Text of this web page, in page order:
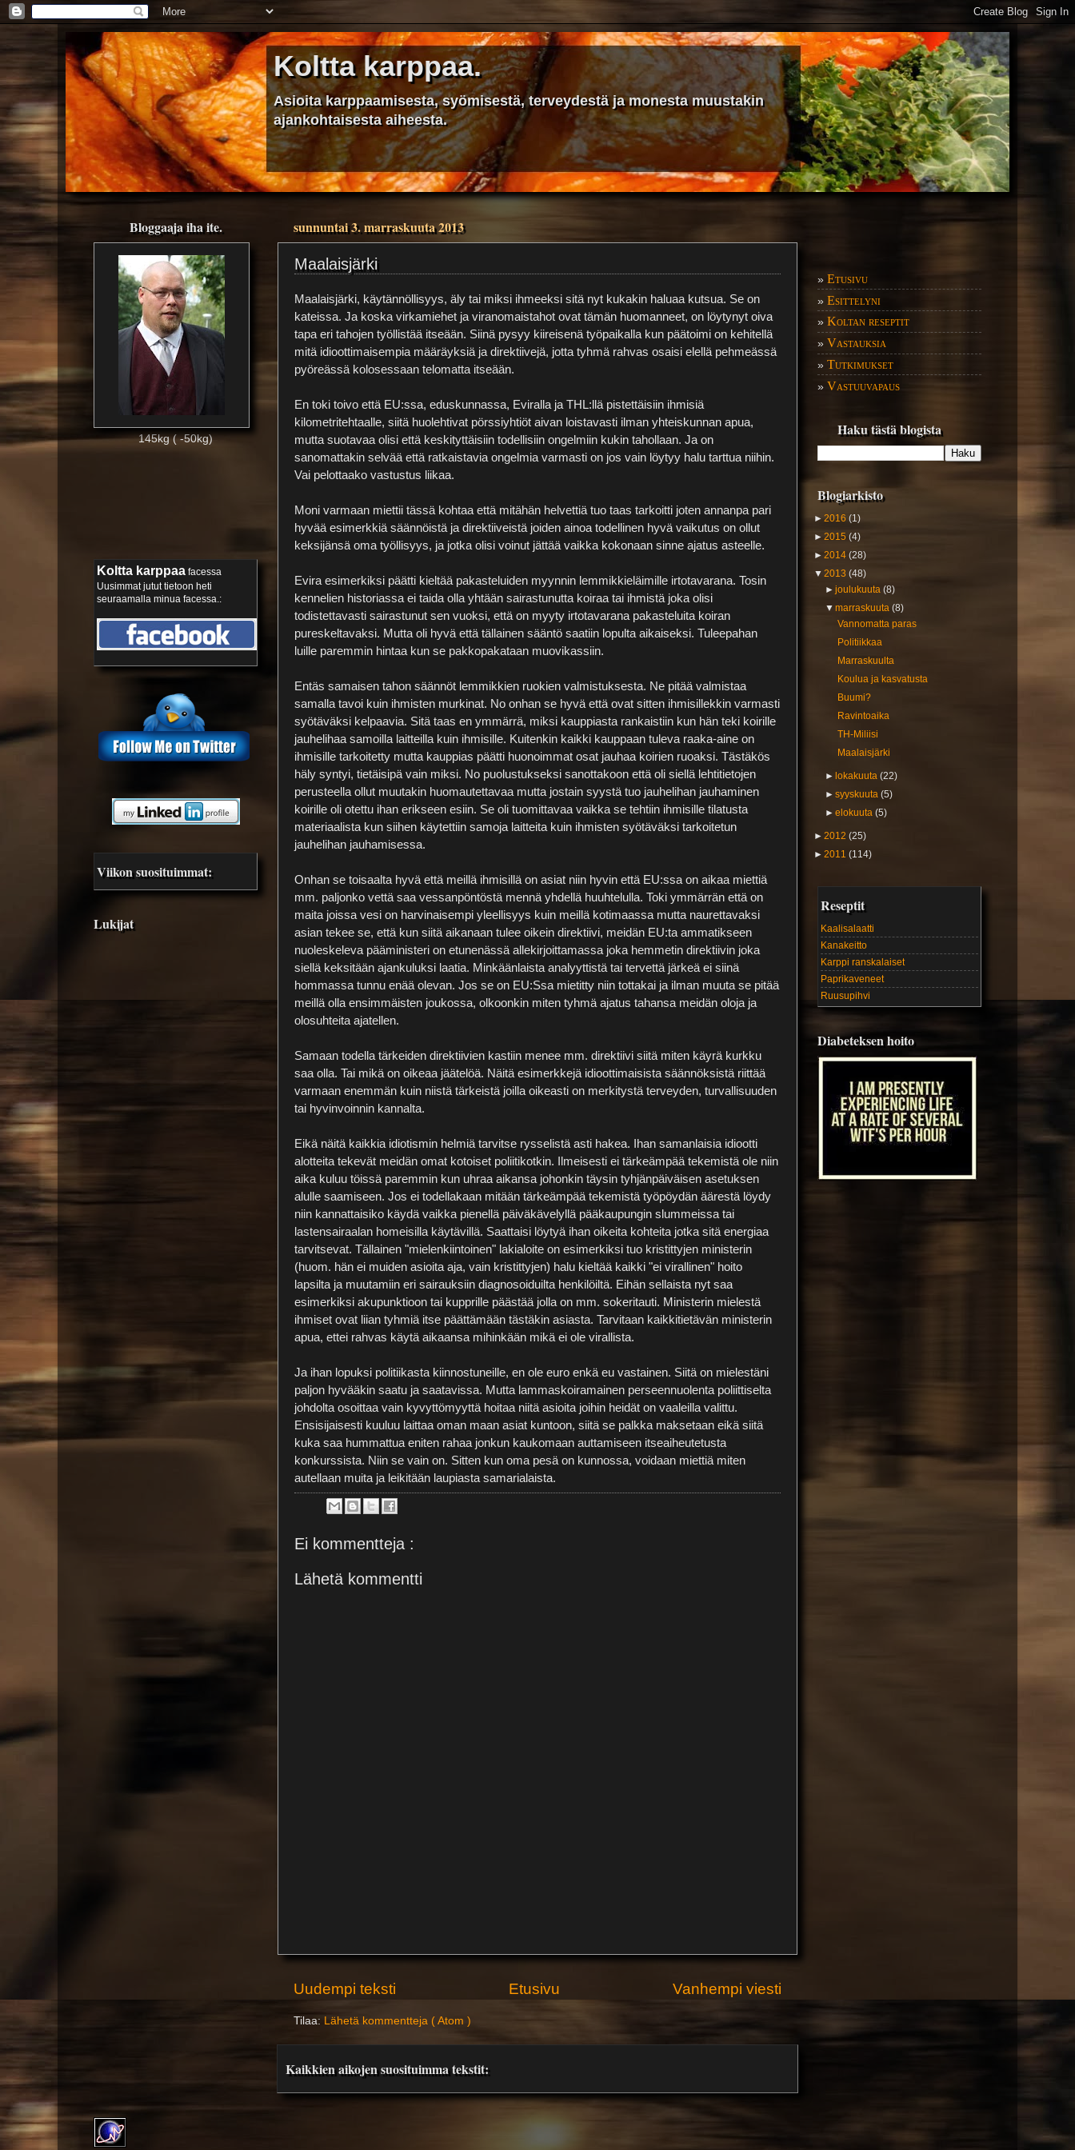
Koltta karppaa.
Asioita karppaamisesta, syömisestä, terveydestä ja monesta muustakin
ajankohtaisesta aiheesta.
sunnuntai 3. marraskuuta 2013
Maalaisjärki
Maalaisjärki, käytännöllisyys, äly tai miksi ihmeeksi sitä nyt kukakin haluaa kutsua. Se on
kateissa. Ja koska virkamiehet ja viranomaistahot ovat tämän huomanneet, on löytynyt oiva
tapa eri tahojen työllistää itseään. Siinä pysyy kiireisenä työpaikalla kun päätoimi on kehitellä
mitä idioottimaisempia määräyksiä ja direktiivejä, jotta tyhmä rahvas osaisi elellä pehmeässä
pyöreässä kolosessaan telomatta itseään.
En toki toivo että EU:ssa, eduskunnassa, Eviralla ja THL:llä pistettäisiin ihmisiä
kilometritehtaalle, siitä huolehtivat pörssiyhtiöt aivan loistavasti ilman yhteiskunnan apua,
mutta suotavaa olisi että keskityttäisiin todellisiin ongelmiin kukin tahollaan. Ja on
sanomattakin selvää että ratkaistavia ongelmia varmasti on jos vain löytyy halu tarttua niihin.
Vai pelottaako vastustus liikaa.
Moni varmaan miettii tässä kohtaa että mitähän helvettiä tuo taas tarkoitti joten annanpa pari
hyvää esimerkkiä säännöistä ja direktiiveistä joiden ainoa todellinen hyvä vaikutus on ollut
keksijänsä oma työllisyys, ja jotka olisi voinut jättää vaikka kokonaan sinne ajatus asteelle.
Evira esimerkiksi päätti kieltää pakasteluiden myynnin lemmikkieläimille irtotavarana. Tosin
kennelien historiassa ei taida olla yhtään sairastunutta koiraa tai ihmistä joka olisi
todistettavasti sairastunut sen vuoksi, että on myyty irtotavarana pakasteluita koiran
pureskeltavaksi. Mutta oli hyvä että tällainen sääntö saatiin lopulta aikaiseksi. Tuleepahan
luille paremmin hintaa kun se pakkopakataan muovikassiin.
Entäs samaisen tahon säännöt lemmikkien ruokien valmistuksesta. Ne pitää valmistaa
samalla tavoi kuin ihmisten murkinat. No onhan se hyvä että ovat sitten ihmisillekkin varmasti
syötäväksi kelpaavia. Sitä taas en ymmärrä, miksi kauppiasta rankaistiin kun hän teki koirille
jauhelihaa samoilla laitteilla kuin ihmisille. Kuitenkin kaikki kauppaan tuleva raaka-aine on
ihmisille tarkoitetty mutta kauppias päätti huonoimmat osat jauhaa koirien ruoaksi. Tästäkös
häly syntyi, tietäisipä vain miksi. No puolustukseksi sanottakoon että oli siellä lehtitietojen
perusteella ollut muutakin huomautettavaa mutta jostain syystä tuo jauhelihan jauhaminen
koirille oli otettu ihan erikseen esiin. Se oli tuomittavaa vaikka se tehtiin ihmisille tilatusta
materiaalista kun siihen käytettiin samoja laitteita kuin ihmisten syötäväksi tarkoitetun
jauhelihan jauhamisessa.
Onhan se toisaalta hyvä että meillä ihmisillä on asiat niin hyvin että EU:ssa on aikaa miettiä
mm. paljonko vettä saa vessanpöntöstä mennä yhdellä huuhtelulla. Toki ymmärrän että on
maita joissa vesi on harvinaisempi yleellisyys kuin meillä kotimaassa mutta naurettavaksi
asian tekee se, että kun siitä aikanaan tulee oikein direktiivi, meidän EU:ta ammatikseen
nuoleskeleva pääministeri on etunenässä allekirjoittamassa joka hemmetin direktiivin joka
siellä keksitään ajankuluksi laatia. Minkäänlaista analyyttistä tai tervettä järkeä ei siinä
hommassa tunnu enää olevan. Jos se on EU:Ssa mietitty niin tottakai ja ilman muuta se pitää
meillä olla ensimmäisten joukossa, olkoonkin miten tyhmä ajatus tahansa meidän oloja ja
olosuhteita ajatellen.
Samaan todella tärkeiden direktiivien kastiin menee mm. direktiivi siitä miten käyrä kurkku
saa olla. Tai mikä on oikeaa jäätelöä. Näitä esimerkkejä idioottimaisista säännöksistä riittää
varmaan enemmän kuin niistä tärkeistä joilla oikeasti on merkitystä terveyden, turvallisuuden
tai hyvinvoinnin kannalta.
Eikä näitä kaikkia idiotismin helmiä tarvitse rysselistä asti hakea. Ihan samanlaisia idiootti
alotteita tekevät meidän omat kotoiset poliitikotkin. Ilmeisesti ei tärkeämpää tekemistä ole niin
aika kuluu töissä paremmin kun uhraa aikansa johonkin täysin tyhjänpäiväisen asetuksen
alulle saamiseen. Jos ei todellakaan mitään tärkeämpää tekemistä työpöydän äärestä löydy
niin kannattaisiko käydä vaikka pienellä päiväkävelyllä pääkaupungin slummeissa tai
lastensairaalan homeisilla käytävillä. Saattaisi löytyä ihan oikeita kohteita jotka sitä energiaa
tarvitsevat. Tällainen "mielenkiintoinen" lakialoite on esimerkiksi tuo kristittyjen ministerin
(huom. hän ei muiden asioita aja, vain kristittyjen) halu kieltää kaikki "ei virallinen" hoito
lapsilta ja muutamiin eri sairauksiin diagnosoiduilta henkilöiltä. Eihän sellaista nyt saa
esimerkiksi akupunktioon tai kupprille päästää jolla on mm. sokeritauti. Ministerin mielestä
ihmiset ovat liian tyhmiä itse päättämään tästäkin asiasta. Tarvitaan kaikkitietävän ministerin
apua, ettei rahvas käytä aikaansa mihinkään mikä ei ole virallista.
Ja ihan lopuksi politiikasta kiinnostuneille, en ole euro enkä eu vastainen. Siitä on mielestäni
paljon hyvääkin saatu ja saatavissa. Mutta lammaskoiramainen perseennuolenta poliittiselta
johdolta osoittaa vain kyvyttömyyttä hoitaa niitä asioita joihin heidät on vaaleilla valittu.
Ensisijaisesti kuuluu laittaa oman maan asiat kuntoon, siitä se palkka maksetaan eikä siitä
kuka saa hummattua eniten rahaa jonkun kaukomaan auttamiseen itseaiheutetusta
konkurssista. Niin se vain on. Sitten kun oma pesä on kunnossa, voidaan miettiä miten
autellaan muita ja leikitään laupiasta samarialaista.
Ei kommentteja :
Lähetä kommentti
Uudempi teksti Vanhempi viesti
Etusivu
Tilaa: Lähetä kommentteja ( Atom )
Bloggaaja iha ite.
145kg ( -50kg)
Koltta karppaa facessa
Uusimmat jutut tietoon heti
seuraamalla minua facessa. :
Viikon suosituimmat:
Lukijat
» Etusivu
» Esittelyni
» Koltan reseptit
» Vastauksia
» Tutkimukset
» Vastuuvapaus
Haku tästä blogista
Blogiarkisto
►2016 (1)
►2015 (4)
►2014 (28)
▼2013 (48)
►joulukuuta(8)
▼marraskuuta(8)
Vannomatta paras
Politiikkaa
Marraskuulta
Koulua ja kasvatusta
Buumi?
Ravintoaika
TH-Miliisi
Maalaisjärki
►lokakuuta(22)
►syyskuuta(5)
►elokuuta(5)
►2012 (25)
►2011 (114)
Reseptit
Kaalisalaatti
Kanakeitto
Karppi ranskalaiset
Paprikaveneet
Ruusupihvi
Diabeteksen hoito
Kaikkien aikojen suosituimma tekstit: